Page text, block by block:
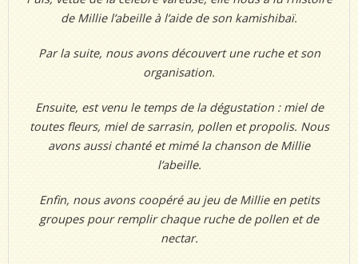
de Millie l’abeille à l’aide de son kamishibaï.
Par la suite, nous avons découvert une ruche et son
organisation.
Ensuite, est venu le temps de la dégustation : miel de
toutes fleurs, miel de sarrasin, pollen et propolis. Nous
avons aussi chanté et mimé la chanson de Millie
l’abeille.
Enfin, nous avons coopéré au jeu de Millie en petits
groupes pour remplir chaque ruche de pollen et de
nectar.